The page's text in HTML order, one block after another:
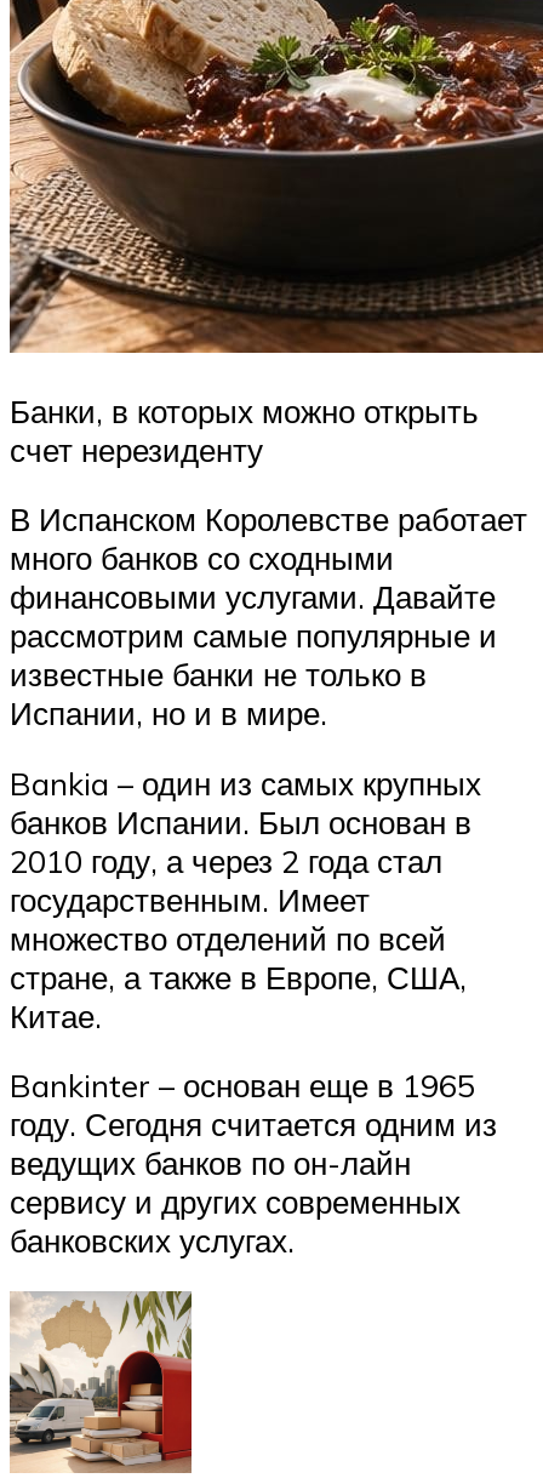
Банки, в которых можно открыть
счет нерезиденту
В Испанском Королевстве работает
много банков со сходными
финансовыми услугами. Давайте
рассмотрим самые популярные и
известные банки не только в
Испании, но и в мире.
Bankia – один из самых крупных
банков Испании. Был основан в
2010 году, а через 2 года стал
государственным. Имеет
множество отделений по всей
стране, а также в Европе, США,
Китае.
Bankinter – основан еще в 1965
году. Сегодня считается одним из
ведущих банков по он-лайн
сервису и других современных
банковских услугах.